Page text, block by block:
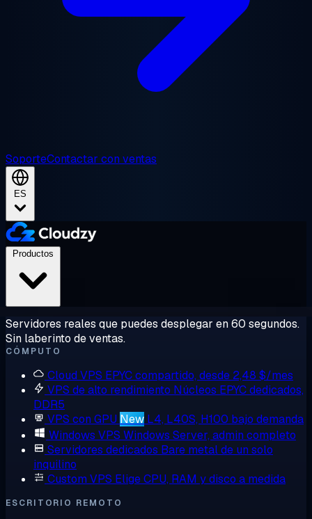
SoporteContactar con ventas
ES
Servidores reales que puedes desplegar en 60 segundos.
Sin laberinto de ventas.
CÓMPUTO
Cloud VPS EPYC compartido, desde 2,48 $/mes
VPS de alto rendimiento Núcleos EPYC dedicados,
DDR5
VPS con GPU New L4, L40S, H100 bajo demanda
Windows VPS Windows Server, admin completo
Servidores dedicados Bare metal de un solo
inquilino
Custom VPS Elige CPU, RAM y disco a medida
ESCRITORIO REMOTO